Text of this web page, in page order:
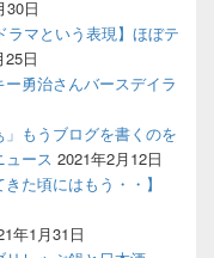
30日
ラマという表現】ほぼテ
25日
勇治さんバースデイラ
」もうブログを書くのを
ュース 2021年2月12日
た頃にはもう・・】
年1月31日